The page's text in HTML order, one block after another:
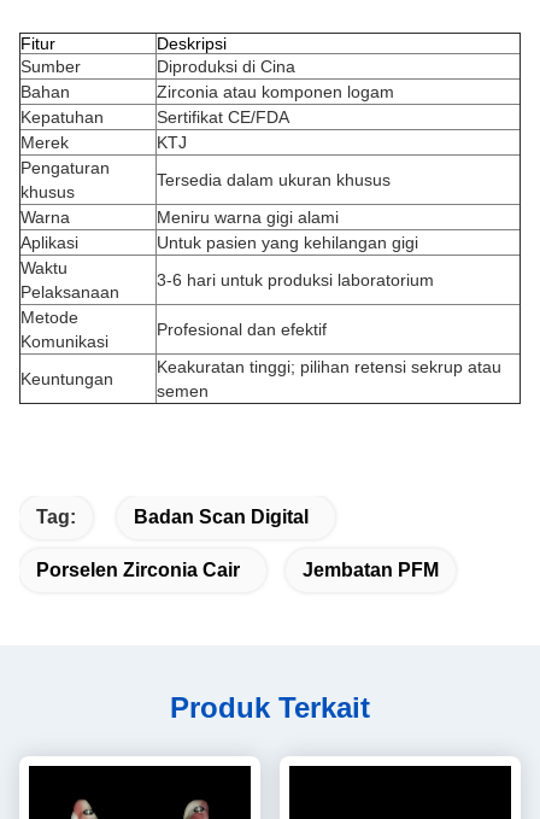
Fitur
Deskripsi
Sumber
Diproduksi di Cina
Bahan
Zirconia atau komponen logam
Kepatuhan
Sertifikat CE/FDA
Merek
KTJ
Pengaturan
khusus
Tersedia dalam ukuran khusus
Warna
Meniru warna gigi alami
Aplikasi
Untuk pasien yang kehilangan gigi
Waktu
Pelaksanaan
3-6 hari untuk produksi laboratorium
Metode
Komunikasi
Profesional dan efektif
Keuntungan
Keakuratan tinggi; pilihan retensi sekrup atau
semen
Tag: Badan Scan Digital
Porselen Zirconia Cair Jembatan PFM
Produk Terkait